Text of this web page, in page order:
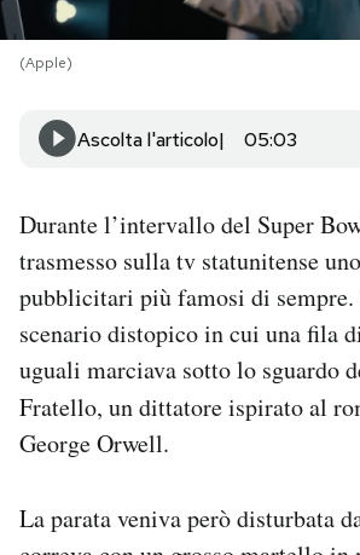
SHOP
AREA PERSONALE
Area Personale
Newsletter
Notifiche mobile
Regala il Post
(Apple)
Ascolta l'articolo 05:03
Durante l’intervallo del Super
trasmesso sulla tv statunitense
pubblicitari più famosi di sempre.
scenario distopico in cui una fila
uguali marciava sotto lo sguardo
Fratello, un dittatore ispirato al
George Orwell.
La parata veniva però disturbata